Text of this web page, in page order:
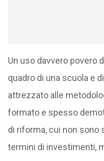
Un uso davvero povero
quadro di una scuola e
attrezzato alle
formato e spesso
di riforma, cui non
termini di investimenti,